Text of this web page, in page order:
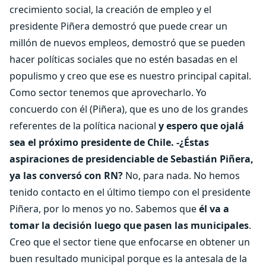
crecimiento social, la creación de empleo y el
presidente Piñera demostró que puede crear un
millón de nuevos empleos, demostró que se pueden
hacer políticas sociales que no estén basadas en el
populismo y creo que ese es nuestro principal capital.
Como sector tenemos que aprovecharlo. Yo
concuerdo con él (Piñera), que es uno de los grandes
referentes de la política nacional y espero que ojalá
sea el próximo presidente de Chile. -¿Éstas
aspiraciones de presidenciable de Sebastián Piñera,
ya las conversó con RN? No, para nada. No hemos
tenido contacto en el último tiempo con el presidente
Piñera, por lo menos yo no. Sabemos queél va a
tomar la decisión luego que pasen las municipales.
Creo que el sector tiene que enfocarse en obtener un
buen resultado municipal porque es la antesala de la